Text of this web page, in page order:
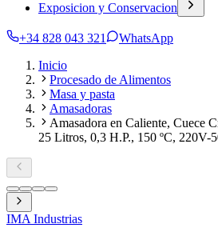
Exposicion y Conservacion
+34 828 043 321
WhatsApp
Inicio
Procesado de Alimentos
Masa y pasta
Amasadoras
Amasadora en Caliente, Cuece
25 Litros, 0,3 H.P., 150 ºC, 220V-
IMA Industrias